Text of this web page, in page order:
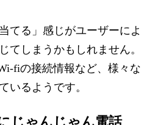
てる」感じがユーザーによ
てしまうかもしれません。
fiの接続情報など、様々な
いるようです。
じゃんじゃん電話